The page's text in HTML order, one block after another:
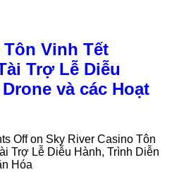
Vinh Tết
Trợ Lễ Diễu
và các Hoạt
Offon Sky River Casino Tôn
Trợ Lễ Diễu Hành, Trình Diễn
Hóa